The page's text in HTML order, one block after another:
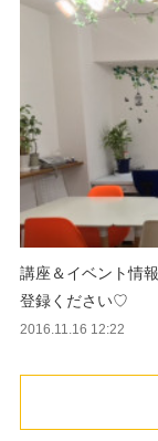
講座＆イベント情
登録ください♡
2016.11.16 12:22